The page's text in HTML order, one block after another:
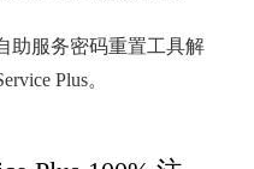
助服务密码重置工具解
Plus。